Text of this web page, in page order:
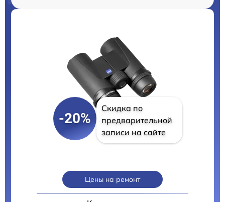
-20%
Скидка по
предварительной
записи на сайте
Цены на ремонт